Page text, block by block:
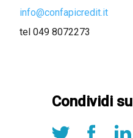
info@confapicredit.it
tel 049 8072273
Condividi su